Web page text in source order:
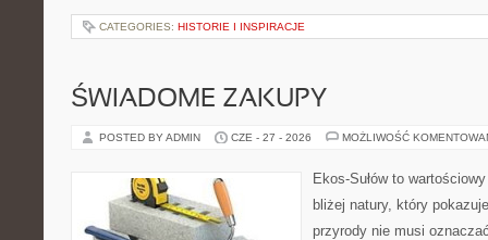
CATEGORIES: HISTORIE I INSPIRACJE
ŚWIADOME ZAKUPY
POSTED BY ADMIN CZE - 27 - 2026 MOŻLIWOŚĆ
Ekos-Sułów to
bliżej natury, który
przyrody nie musi